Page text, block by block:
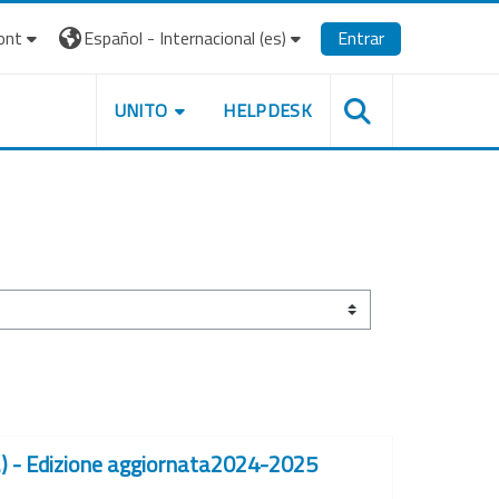
Español - Internacional ‎(es)‎ Entrar
UNITO HELPDESK
- Edizione aggiornata2024-2025